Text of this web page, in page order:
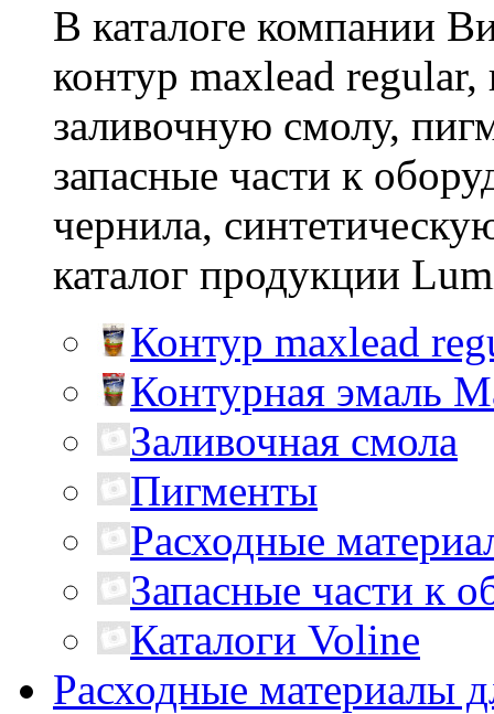
В каталоге компании
контур maxlead
заливочную смолу,
запасные части к
чернила,
каталог продукции
Контур maxlead
Контурная эмаль
Заливочная смола
Пигменты
Расходные
Запасные части к
Каталоги Voline
Расходные материалы